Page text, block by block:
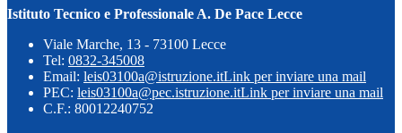
Istituto Tecnico e Professionale A. De Pace Lecce
Viale Marche, 13 - 73100 Lecce
Tel: 0832-345008
Email: leis03100a@istruzione.itLink per inviare una mail
PEC: leis03100a@pec.istruzione.itLink per inviare una mail
C.F.: 80012240752